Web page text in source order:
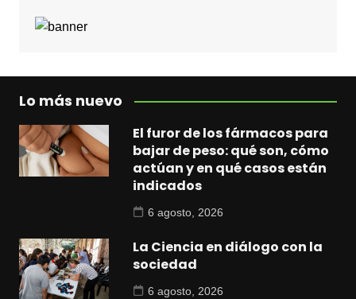
Lo más nuevo
El furor de los fármacos para
bajar de peso: qué son, cómo
actúan y en qué casos están
indicados
6 agosto, 2026
La Ciencia en diálogo con la
sociedad
6 agosto, 2026